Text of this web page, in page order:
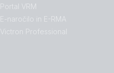
Portal VRM
E-naročilo in E-RMA
Victron Professional